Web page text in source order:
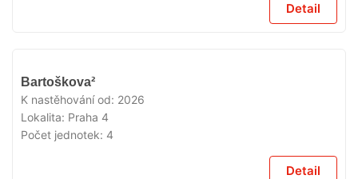
Detail
Bartoškova²
K nastěhování od: 2026
Lokalita: Praha 4
Počet jednotek: 4
Detail